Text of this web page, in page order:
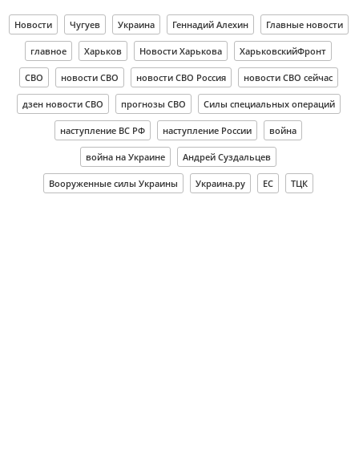
Новости Чугуев Украина Геннадий Алехин Главные новости
главное Харьков Новости Харькова ХарьковскийФронт
СВО новости СВО новости СВО Россия новости СВО сейчас
дзен новости СВО прогнозы СВО Силы специальных операций
наступление ВС РФ наступление России война
война на Украине Андрей Суздальцев
Вооруженные силы Украины Украина.ру ЕС ТЦК